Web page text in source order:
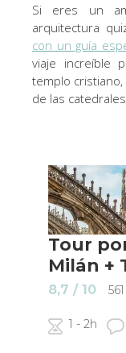
Si eres un
arquitectura
con un guía
viaje increíble
templo
de las